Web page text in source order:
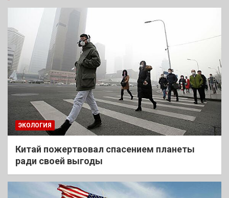
ЭКОЛОГИЯ
Китай пожертвовал спасением планеты
ради своей выгоды